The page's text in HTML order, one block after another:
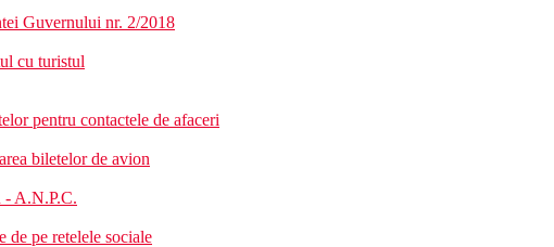
Guvernului nr. 2/2018
cu turistul
pentru contactele de afaceri
biletelor de avion
A.N.P.C.
de pe retelele sociale